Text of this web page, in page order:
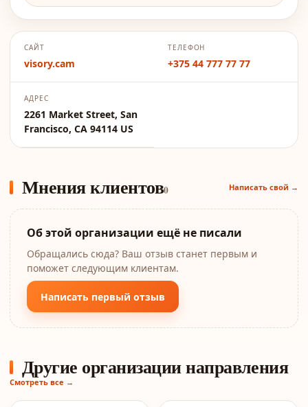
САЙТ
visory.cam
ТЕЛЕФОН
+375 44 777 77 77
АДРЕС
2261 Market Street, San
Francisco, CA 94114 US
Мнения клиентов0 Написать свой →
Об этой организации ещё не писали
Обращались сюда? Ваш отзыв станет первым и
поможет следующим клиентам.
Написать первый отзыв
Другие организации направления
Смотреть все →